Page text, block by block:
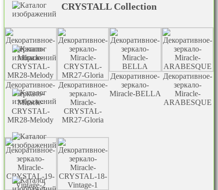
CRYSTALL Collection
Декоративное-
зеркало-
Miracle-
CRYSTAL-
MR28-Melody
Декоративное-
зеркало-
Miracle-
CRYSTAL-
MR27-Gloria
Декоративное-
зеркало-
Miracle-BELLA
Декоративное-
зеркало-
Miracle-
ARABESQUE